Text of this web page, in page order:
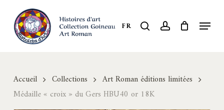
main
content
FR search account Menu
Accueil Collections
Art Roman éditions limitées
Médaille « croix » du Gers HBU40 or 18K
Close